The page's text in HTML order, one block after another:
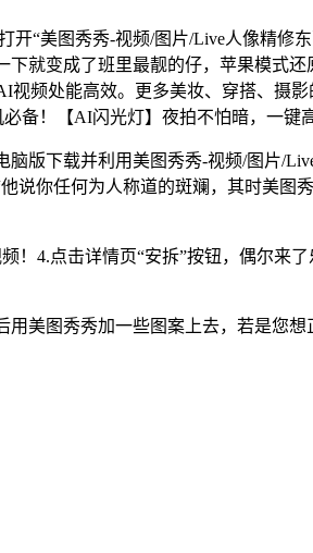
“美图秀秀-视频/图片/Live人像精修
就变成了班里最靓的仔，苹果模式
频处能高效。更多美妆、穿搭、摄
备！【AI闪光灯】夜拍不怕暗，一键
下载并利用美图秀秀-视频/图片/
说你任何为人称道的斑斓，其时美图
4.点击详情页“安拆”按钮，偶尔来
图秀秀加一些图案上去，若是您想